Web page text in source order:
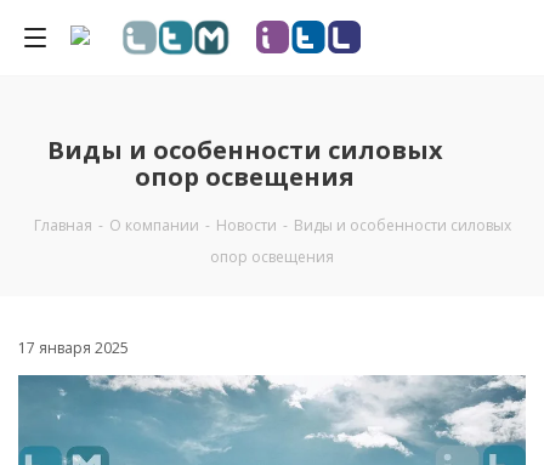
Виды и особенности силовых
опор освещения
Главная - О компании - Новости - Виды и особенности силовых
опор освещения
17 января 2025